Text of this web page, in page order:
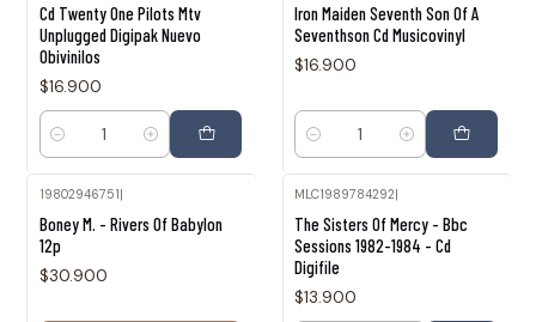
Cd Twenty One Pilots Mtv
Unplugged Digipak Nuevo
Obivinilos
$16.900
Cantidad
Iron Maiden Seventh Son Of A
Seventhson Cd Musicovinyl
$16.900
Cantidad
19802946751|
Boney M. - Rivers Of Babylon
12p
$30.900
MLC1989784292|
The Sisters Of Mercy - Bbc
Sessions 1982-1984 - Cd
Digifile
$13.900